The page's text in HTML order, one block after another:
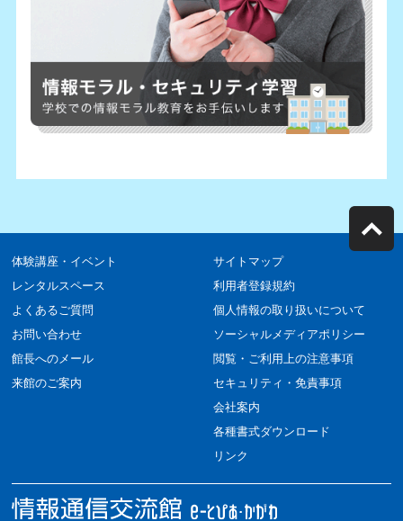
体験講座・イベント
レンタルスペース
よくあるご質問
お問い合わせ
館長へのメール
来館のご案内
サイトマップ
利用者登録規約
個人情報の取り扱いについて
ソーシャルメディアポリシー
閲覧・ご利用上の注意事項
セキュリティ・免責事項
会社案内
各種書式ダウンロード
リンク